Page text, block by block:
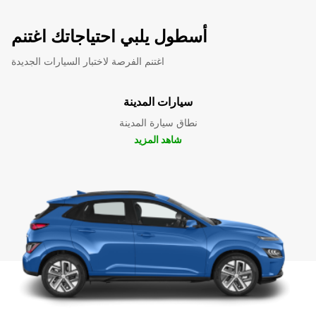
أسطول يلبي احتياجاتك اغتنم
اغتنم الفرصة لاختبار السيارات الجديدة
سيارات المدينة
نطاق سيارة المدينة
شاهد المزيد